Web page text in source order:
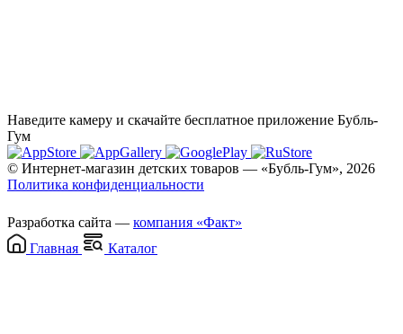
Наведите камеру и скачайте бесплатное приложение Бубль-
Гум
© Интернет-магазин детских товаров — «Бубль-Гум», 2026
Политика конфиденциальности
Разработка сайта — компания «Факт»
Главная
Каталог